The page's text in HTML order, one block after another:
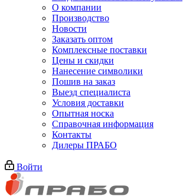
О компании
Производство
Новости
Заказать оптом
Комплексные поставки
Цены и скидки
Нанесение символики
Пошив на заказ
Выезд специалиста
Условия доставки
Опытная носка
Справочная информация
Контакты
Дилеры ПРАБО
Войти